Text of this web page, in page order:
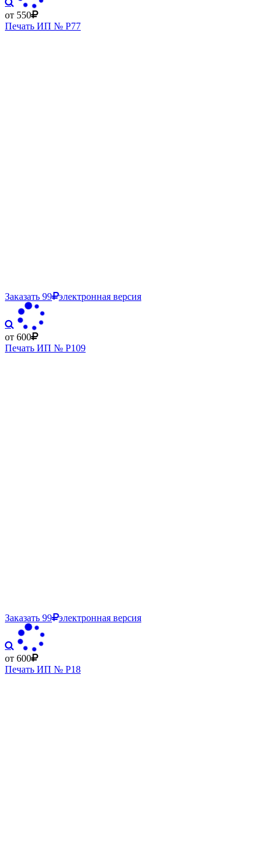
от 550
Печать ИП № Р77
Заказать 99 электронная версия
от 600
Печать ИП № Р109
Заказать 99 электронная версия
от 600
Печать ИП № Р18